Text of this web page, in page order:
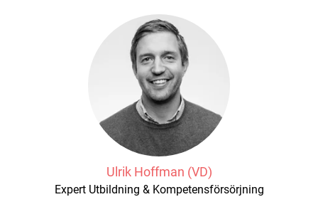
Ulrik Hoffman (VD)
Expert Utbildning & Kompetensförsörjning